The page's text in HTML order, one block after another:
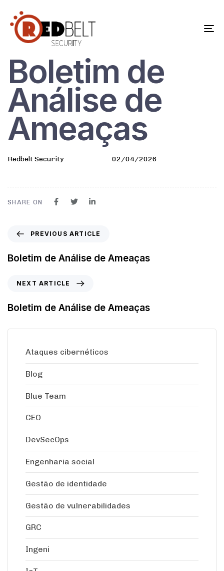
Boletim de
Análise de
Ameaças
Author
Redbelt Security
Published
on:
02/04/2026
Published
in:
SHARE ON
PREVIOUS ARTICLE
Boletim de Análise de Ameaças
NEXT ARTICLE
Boletim de Análise de Ameaças
Ataques cibernéticos
Blog
Blue Team
CEO
DevSecOps
Engenharia social
Gestão de identidade
Gestão de vulnerabilidades
GRC
Ingeni